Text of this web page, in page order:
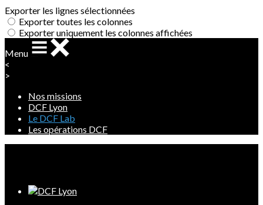
Exporter les lignes sélectionnées
Exporter toutes les colonnes
Exporter uniquement les colonnes affichées
Menu
<
>
Nos missions
DCF Lyon
Le DCF Lab
Les opérations DCF